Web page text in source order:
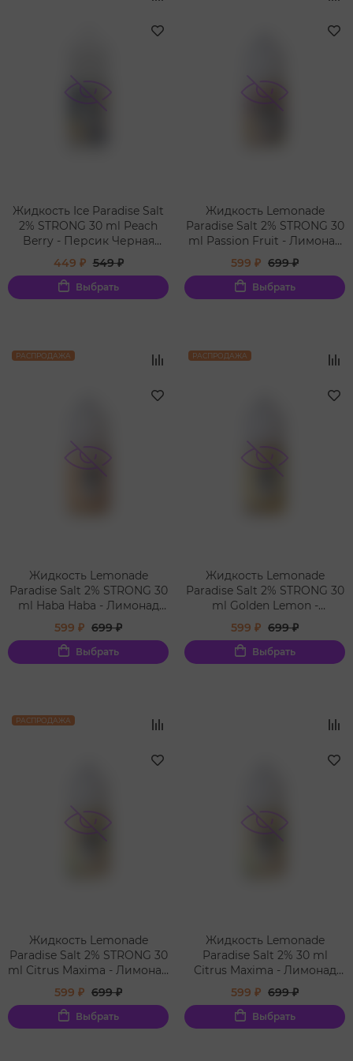
Жидкость Ice Paradise Salt
2% STRONG 30 ml Peach
Berry - Персик Черная
Смородина Холодок
449 ₽ 549 ₽
Выбрать
Жидкость Lemonade
Paradise Salt 2% STRONG 30
ml Passion Fruit - Лимонад
Маракуйя Кулер
599 ₽ 699 ₽
Выбрать
РАСПРОДАЖА
Жидкость Lemonade
Paradise Salt 2% STRONG 30
ml Haba Haba - Лимонад
Айрон-Брю Холодок
599 ₽ 699 ₽
Выбрать
РАСПРОДАЖА
Жидкость Lemonade
Paradise Salt 2% STRONG 30
ml Golden Lemon -
Лимонад Кулер
599 ₽ 699 ₽
Выбрать
РАСПРОДАЖА
Жидкость Lemonade
Paradise Salt 2% STRONG 30
ml Citrus Maxima - Лимонад
Помело Кулер
599 ₽ 699 ₽
Выбрать
Жидкость Lemonade
Paradise Salt 2% 30 ml
Citrus Maxima - Лимонад
Помело Кулерк
599 ₽ 699 ₽
Выбрать